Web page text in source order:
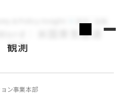
& Policy Insight
：米国景気後退
観測
ン事業本部